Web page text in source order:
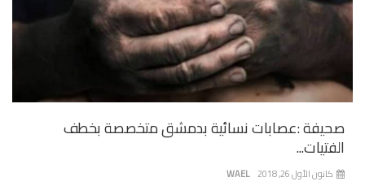
صحيفة :عصابات نسائية بدمشق متخصصة بخطف
الفتيات...
WAEL كانون الأول 26, 2018